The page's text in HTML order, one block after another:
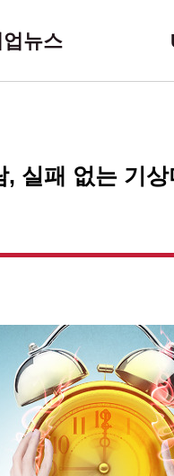
업뉴스
, 실패 없는 기